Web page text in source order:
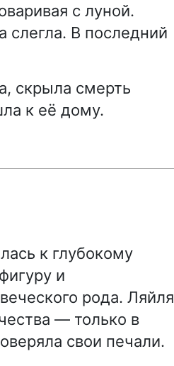
с луной.
слегла. В последний
скрыла смерть
к её дому.
к глубокому
и
рода. Ляйля
— только в
свои печали.